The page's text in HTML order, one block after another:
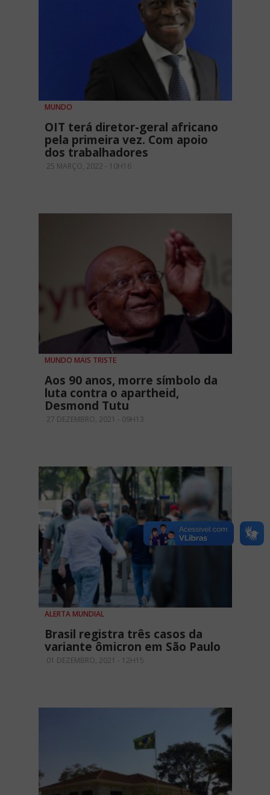
MUNDO
OIT terá diretor-geral africano
pela primeira vez. Com apoio
dos trabalhadores
25 MARÇO, 2022 - 10H16
MUNDO MAIS TRISTE
Aos 90 anos, morre símbolo da
luta contra o apartheid,
Desmond Tutu
27 DEZEMBRO, 2021 - 09H13
ALERTA MUNDIAL
Brasil registra três casos da
variante ômicron em São Paulo
01 DEZEMBRO, 2021 - 12H15